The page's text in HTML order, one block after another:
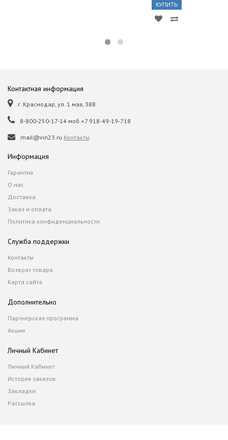
КУПИТЬ
Контактная информация
г. Краснодар, ул. 1 мая, 388
8-800-250-17-14 моб.+7 918-49-19-718
mail@vin23.ru Контакты
Информация
Гарантия
О нас
Доставка
Заказ и оплата
Политика конфиденциальности
Служба поддержки
Контакты
Возврат товара
Карта сайта
Дополнительно
Партнерская программа
Акции
Личный Кабинет
Личный Кабинет
История заказов
Закладки
Рассылка